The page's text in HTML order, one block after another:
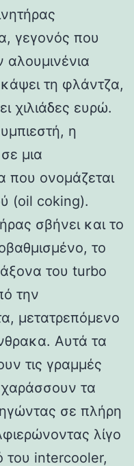
γεγονός που
αλουμινένια
τη φλάντζα,
χιλιάδες ευρώ.
η
μια
που ονομάζεται
(oil coking).
σβήνει και το
το
του turbo
την
μετατρεπόμενο
Αυτά τα
τις γραμμές
χαράσσουν τα
σε πλήρη
λίγο
του intercooler,